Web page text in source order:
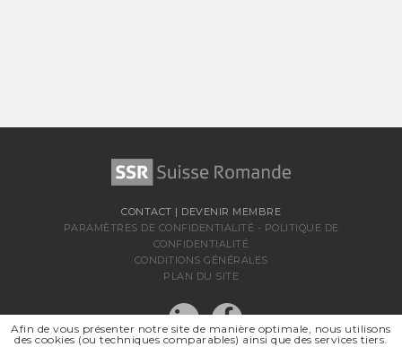
CONTACT | DEVENIR MEMBRE
PARAMÈTRES DE CONFIDENTIALITÉ - POLITIQUE DE
CONFIDENTIALITÉ
CONDITIONS GÉNÉRALES
PLAN DU SITE
Afin de vous présenter notre site de manière optimale, nous utilisons
des cookies (ou techniques comparables) ainsi que des services tiers.